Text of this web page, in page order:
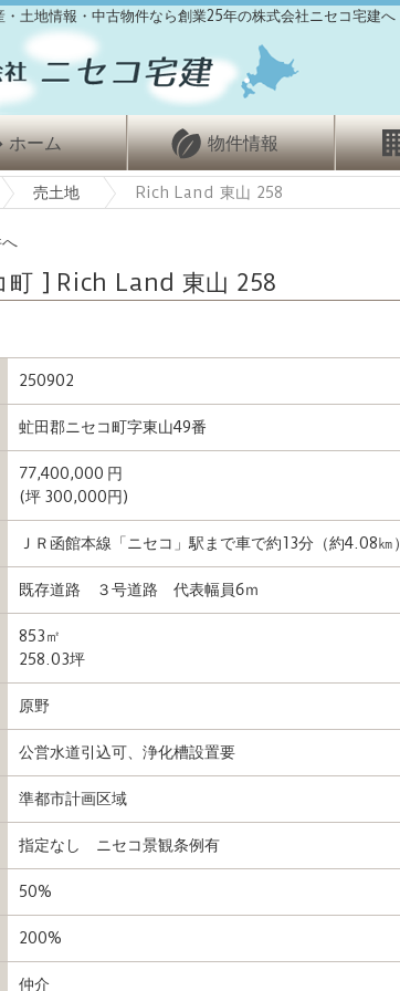
・土地情報・中古物件なら創業25年の株式会社ニセコ宅建へ
ホーム 物件情報
売土地 Rich Land 東山 258
町 ] Rich Land 東山 258
250902
虻田郡ニセコ町字東山49番
77,400,000 円
(坪 300,000円)
ＪＲ函館本線「ニセコ」駅まで車で約13分（約4.08㎞）
既存道路 ３号道路 代表幅員6ｍ
853㎡
258.03坪
原野
公営水道引込可、浄化槽設置要
準都市計画区域
指定なし ニセコ景観条例有
50%
200%
仲介